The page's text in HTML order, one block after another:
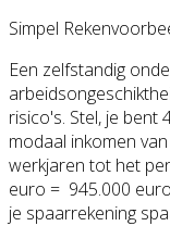
Simpel
Een zelfstandig
risico's. Stel, je bent
modaal inkomen
werkjaren tot het
euro = 945.000
je spaarrekening